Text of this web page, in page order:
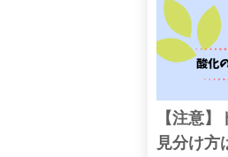
【注意
見分け方